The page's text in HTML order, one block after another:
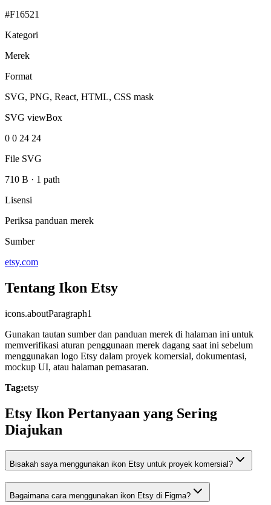
#F16521
Kategori
Merek
Format
SVG, PNG, React, HTML, CSS mask
SVG viewBox
0 0 24 24
File SVG
710 B · 1 path
Lisensi
Periksa panduan merek
Sumber
etsy.com
Tentang Ikon Etsy
icons.aboutParagraph1
Gunakan tautan sumber dan panduan merek di halaman ini untuk
memverifikasi aturan penggunaan merek dagang saat ini sebelum
menggunakan logo Etsy dalam proyek komersial, dokumentasi,
mockup UI, atau halaman pemasaran.
Tag:etsy
Etsy Ikon Pertanyaan yang Sering
Diajukan
Bisakah saya menggunakan ikon Etsy untuk proyek komersial?
Bagaimana cara menggunakan ikon Etsy di Figma?